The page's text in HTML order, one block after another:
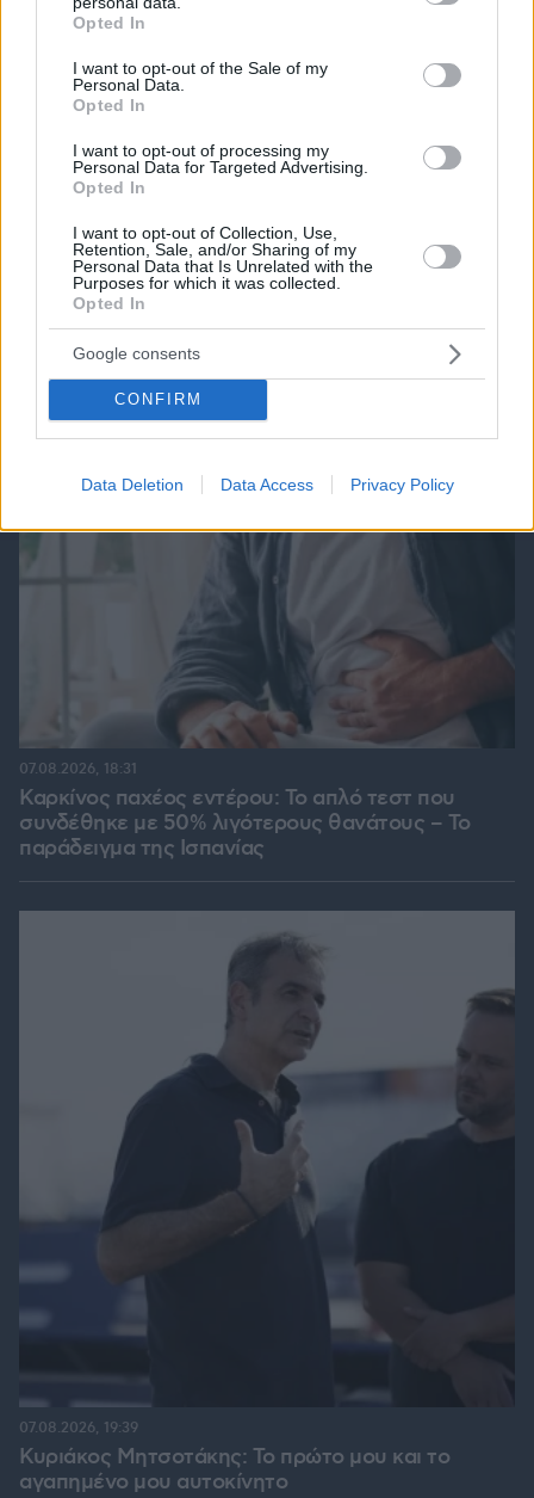
grant or deny consent to Google and its third-party tags to
use your data for below specified purposes in below Google
consent section.
Opted In
I want to opt-out of the Sale of my
Personal Data.
Opted In
I want to opt-out of processing my
Personal Data for Targeted Advertising.
Opted In
I want to opt-out of Collection, Use,
Retention, Sale, and/or Sharing of my
Personal Data that Is Unrelated with the
Purposes for which it was collected.
Opted In
Google consents
CONFIRM
Data Deletion Data Access Privacy Policy
Cut The Rope Northern Heights Candy
ΔΕΙΤΕ ΟΛΑ ΤΑ GAMES
Best of Network
Καρκίνος παχέος εντέρου: Το απλό τεστ που
συνδέθηκε με 50% λιγότερους θανάτους – Το
παράδειγμα της Ισπανίας
07.08.2026, 18:31
Κυριάκος Μητσοτάκης: Το πρώτο μου και το
αγαπημένο μου αυτοκίνητο
07.08.2026, 19:39